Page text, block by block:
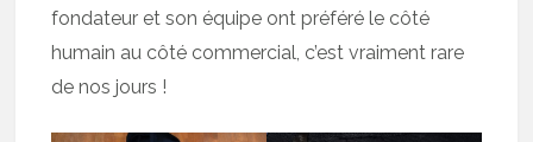
fondateur et son équipe ont préféré le côté
humain au côté commercial, c’est vraiment rare
de nos jours !